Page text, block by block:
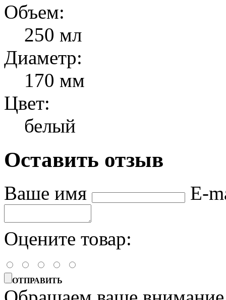
Объем:
250 мл
Диаметр:
170 мм
Цвет:
белый
Оставить отзыв
Ваше имя E-
Оцените товар:
ОТПРАВИТЬ